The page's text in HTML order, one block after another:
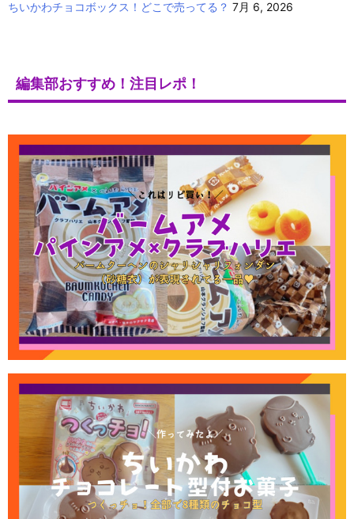
ちいかわチョコボックス！どこで売ってる？ 7月 6, 2026
編集部おすすめ！注目レポ！